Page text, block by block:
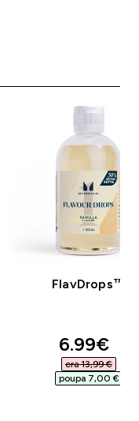
FlavDrops™
6.99€‎
era 13,99 €‎
poupa 7,00 €‎